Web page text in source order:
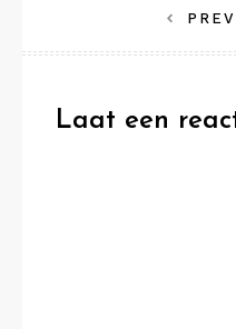
navigatie
Laat een